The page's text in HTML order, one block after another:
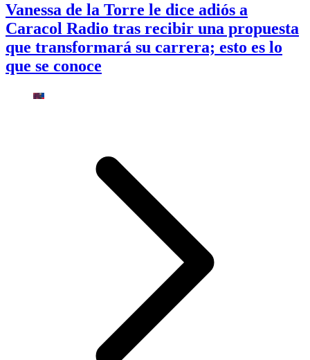
Vanessa de la Torre le dice adiós a
Caracol Radio tras recibir una propuesta
que transformará su carrera; esto es lo
que se conoce